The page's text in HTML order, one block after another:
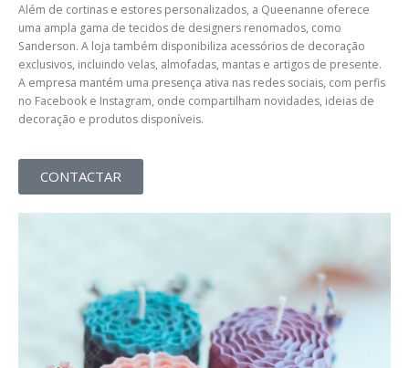
Além de cortinas e estores personalizados, a Queenanne oferece
uma ampla gama de tecidos de designers renomados, como
Sanderson. A loja também disponibiliza acessórios de decoração
exclusivos, incluindo velas, almofadas, mantas e artigos de presente.
A empresa mantém uma presença ativa nas redes sociais, com perfis
no Facebook e Instagram, onde compartilham novidades, ideias de
decoração e produtos disponíveis.
CONTACTAR